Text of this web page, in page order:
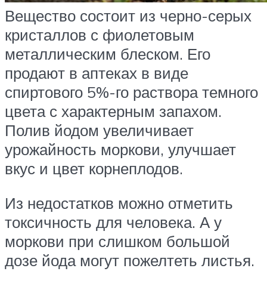
Вещество состоит из черно-серых
кристаллов с фиолетовым
металлическим блеском. Его
продают в аптеках в виде
спиртового 5%-го раствора темного
цвета с характерным запахом.
Полив йодом увеличивает
урожайность моркови, улучшает
вкус и цвет корнеплодов.
Из недостатков можно отметить
токсичность для человека. А у
моркови при слишком большой
дозе йода могут пожелтеть листья.